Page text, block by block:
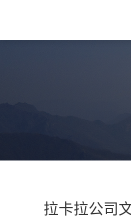
拉卡拉公司